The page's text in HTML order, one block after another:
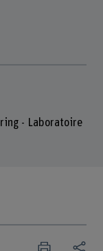
- Laboratoire